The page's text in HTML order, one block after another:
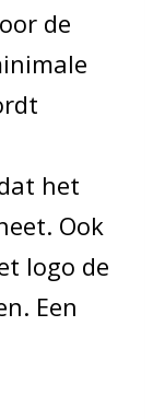
de
het
Ook
logo de
Een